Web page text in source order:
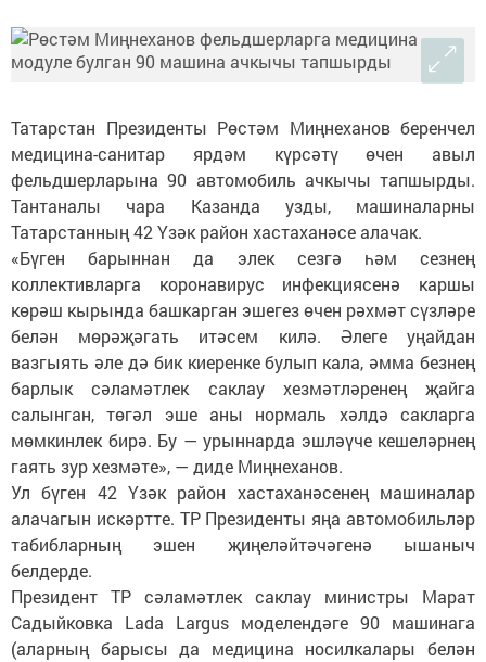
Татарстан Президенты Рөстәм Миңнеханов беренчел
медицина-санитар ярдәм күрсәтү өчен авыл
фельдшерларына 90 автомобиль ачкычы тапшырды.
Тантаналы чара Казанда узды, машиналарны
Татарстанның 42 Үзәк район хастаханәсе алачак.
«Бүген барыннан да элек сезгә һәм сезнең
коллективларга коронавирус инфекциясенә каршы
көрәш кырында башкарган эшегез өчен рәхмәт сүзләре
белән мөрәҗәгать итәсем килә. Әлеге уңайдан
вазгыять әле дә бик киеренке булып кала, әмма безнең
барлык сәламәтлек саклау хезмәтләренең җайга
салынган, төгәл эше аны нормаль хәлдә сакларга
мөмкинлек бирә. Бу — урыннарда эшләүче кешеләрнең
гаять зур хезмәте», — диде Миңнеханов.
Ул бүген 42 Үзәк район хастаханәсенең машиналар
алачагын искәртте. ТР Президенты яңа автомобильләр
табибларның эшен җиңеләйтәчәгенә ышаныч
белдерде.
Президент ТР сәламәтлек саклау министры Марат
Садыйковка Lada Largus моделендәге 90 машинага
(аларның барысы да медицина носилкалары белән